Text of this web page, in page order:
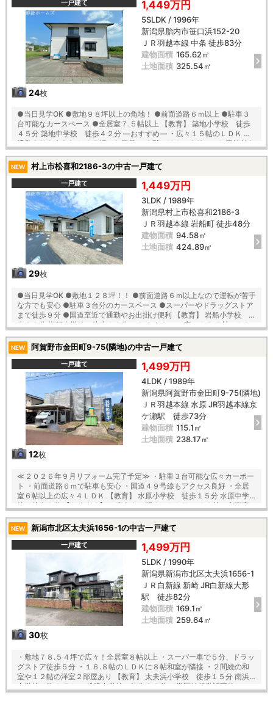
一戸建て
24枚
1,449万円
5SLDK / 1996年
新潟県胎内市笹口浜152-20
ＪＲ羽越本線 中条 徒歩83分
建物面積 165.62㎡
土地面積 325.54㎡
●当日見学OK ●敷地９８坪以上の角地！ ●前面道路６ｍ以上 ●駐車３
台可能なカースペース ●全居室７.５帖以上 【教育】 築地小学校 徒歩
４５分 築地中学校 徒歩４２分 ―おすすめ― ・広々１５帖のＬＤＫ ・
通常よりも大きな１.２５坪のお風呂 ・２階にはホスクリーンと収納付き
NEW 村上市松喜和2186-3の中古一戸建て
一戸建て
29枚
1,449万円
3LDK / 1989年
新潟県村上市松喜和2186-3
ＪＲ羽越本線 岩船町 徒歩48分
建物面積 94.58㎡
土地面積 424.89㎡
●当日見学OK ●敷地１２８坪！！ ●前面道路６ｍ以上なので運転が苦手
な方でも安心 ●駐車３台分のカースペース ●スーパーやドラッグストア
まで徒歩９分 ●国道至近で通勤やお出掛け便利 【教育】 岩船小学校 徒
歩２９分 岩船中学校 徒歩１８分 ―おすすめ― ・広々１５.５帖のＬＤ
付けに困りません ・お庭ではBBQは趣味のスペースなど使い方いろいろ
♪ ・リビングにはエアコン１台新品設置済み
NEW 阿賀野市金田町9-75(隣地)の中古一戸建て
一戸建て
12枚
1,499万円
4LDK / 1989年
新潟県阿賀野市金田町9-75(隣地)
ＪＲ羽越本線 水原 JR羽越本線京
ケ瀬駅 徒歩73分
建物面積 115.1㎡
土地面積 238.17㎡
≪２０２６年９月リフォーム完了予定≫ ・駐車３台可能な広々カーポー
ト ・前面道路６ｍで駐車も安心 ・国道４９号線もアクセス良好 ・全居
室６帖以上の広々４ＬＤＫ 【教育】 水原小学校 徒歩１５分 水原中学
校 徒歩９分 【おすすめ】 ・南向きの明るいＬＤＫ ・１２帖の主寝室
中設計で家事ラク
NEW 新潟市北区太夫浜1656-1の中古一戸建て
一戸建て
30枚
1,499万円
5LDK / 1990年
新潟県新潟市北区太夫浜1656-1
ＪＲ白新線 新崎 JR白新線大形
駅 徒歩82分
建物面積 169.1㎡
土地面積 259.64㎡
・敷地７８.５４坪で広々！全居室８帖以上 ・スーパー車で５分、ドラッ
グストア徒歩５分 ・１６.８帖のＬＤＫに８帖和室が隣接 ・２間続の和
室や１２帖の洋室２部屋あり 【教育】 太夫浜小学校 徒歩１５分 南浜
中学校 約４.５ｋｍ 松浜中学校 徒歩２３分 （学区外就学認可校）